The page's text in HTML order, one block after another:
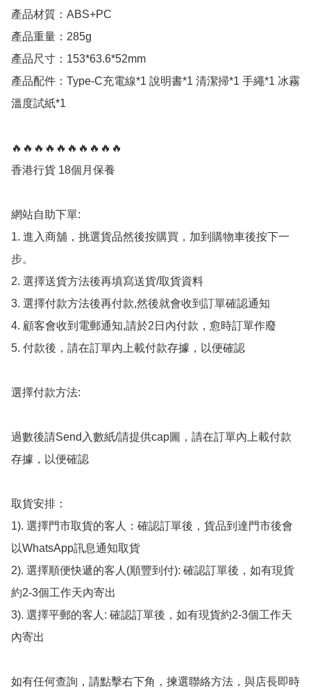
產品材質：ABS+PC
產品重量：285g
產品尺寸：153*63.6*52mm
產品配件：Type-C充電線*1 說明書*1 清潔掃*1 手繩*1 冰霧
溫度試紙*1
🔥🔥🔥🔥🔥🔥🔥🔥🔥🔥
香港行貨 18個月保養
網站自助下單:
1. 進入商舖，挑選貨品然後按購買，加到購物車後按下一
步。
2. 選擇送貨方法後再填寫送貨/取貨資料
3. 選擇付款方法後再付款,然後就會收到訂單確認通知
4. 顧客會收到電郵通知,請於2日內付款，愈時訂單作廢
5. 付款後，請在訂單內上載付款存據，以便確認
選擇付款方法:
過數後請Send入數紙/請提供cap圖，請在訂單內上載付款
存據，以便確認
取貨安排：
1). 選擇門市取貨的客人：確認訂單後，貨品到達門市後會
以WhatsApp訊息通知取貨
2). 選擇順便快遞的客人(順豐到付): 確認訂單後，如有現貨
約2-3個工作天內寄出
3). 選擇平郵的客人: 確認訂單後，如有現貨約2-3個工作天
內寄出
如有任何查詢，請點擊右下角，揀選聯絡方法，與店長即時